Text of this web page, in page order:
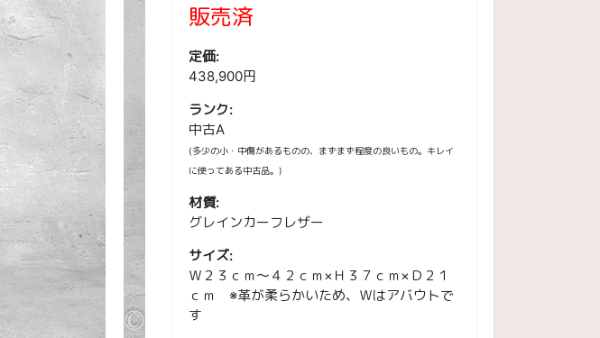
販売済
定価:
438,900円
ランク:
中古A
(多少の小・中傷があるものの、まずまず程度の良いもの。キレイ
に使ってある中古品。)
材質:
グレインカーフレザー
サイズ:
Ｗ２３ｃｍ～４２ｃｍ×Ｈ３７ｃｍ×Ｄ２１
ｃｍ ※革が柔らかいため、Ｗはアバウトで
す